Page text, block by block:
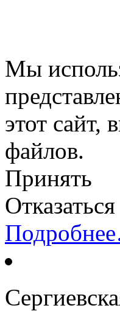
Мы
этот сайт,
файлов.
Принять
Отказаться